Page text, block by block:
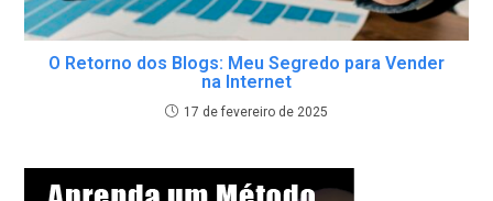
O Retorno dos Blogs: Meu Segredo para Vender
na Internet
17 de fevereiro de 2025